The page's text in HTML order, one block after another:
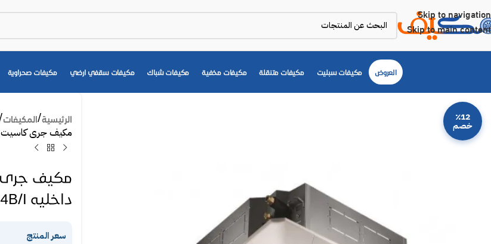
Skip to navigation
Skip to main content
العروض مكيفات سبليت مكيفات متنقلة مكيفات مخفية مكيفات شباك مكيفات سقفي ارضي مكيفات صحراوية
٪12
خصم
الرئيسية المكيفات
مكيف جرى كاسيت 41400 وحدة حار بارد – انفرتر وحده داخليه GKH48EEXL-S6DTF4B/I
داخليه GKH48EEXL-S6DTF4B/I
سعر المنتج